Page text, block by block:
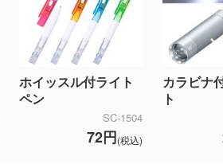
ホイッスル付ライト
ペン
SC-1504
72円(税込)
カラビナ
ト